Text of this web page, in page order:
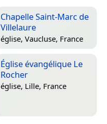
Chapelle Saint-Marc de
Villelaure
église, Vaucluse, France
Église évangélique Le
Rocher
église, Lille, France